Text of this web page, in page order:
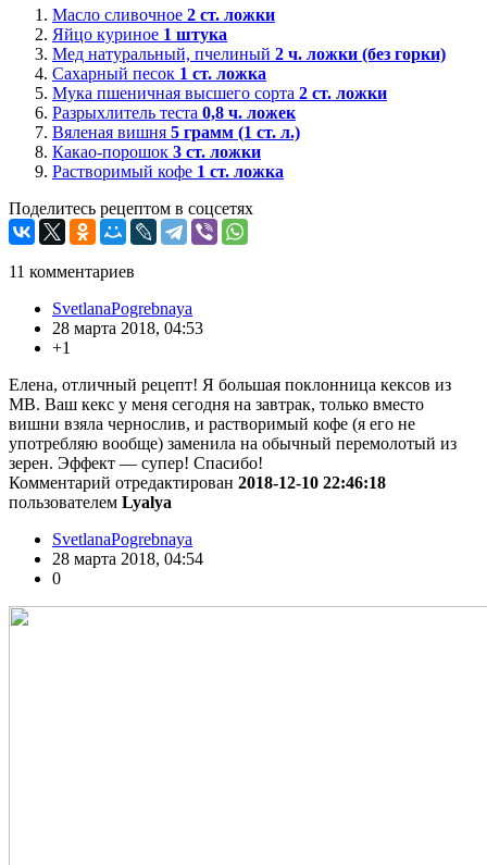
Масло сливочное 2 ст. ложки
Яйцо куриное 1 штука
Мед натуральный, пчелиный 2 ч. ложки (без горки)
Сахарный песок 1 ст. ложка
Мука пшеничная высшего сорта 2 ст. ложки
Разрыхлитель теста 0,8 ч. ложек
Вяленая вишня 5 грамм (1 ст. л.)
Какао-порошок 3 ст. ложки
Растворимый кофе 1 ст. ложка
Поделитесь рецептом в соцсетях
11 комментариев
SvetlanaPogrebnaya
28 марта 2018, 04:53
+1
Елена, отличный рецепт! Я большая поклонница кексов из
МВ. Ваш кекс у меня сегодня на завтрак, только вместо
вишни взяла чернослив, и растворимый кофе (я его не
употребляю вообще) заменила на обычный перемолотый из
зерен. Эффект — супер! Спасибо!
Комментарий отредактирован 2018-12-10 22:46:18
пользователем Lyalya
SvetlanaPogrebnaya
28 марта 2018, 04:54
0